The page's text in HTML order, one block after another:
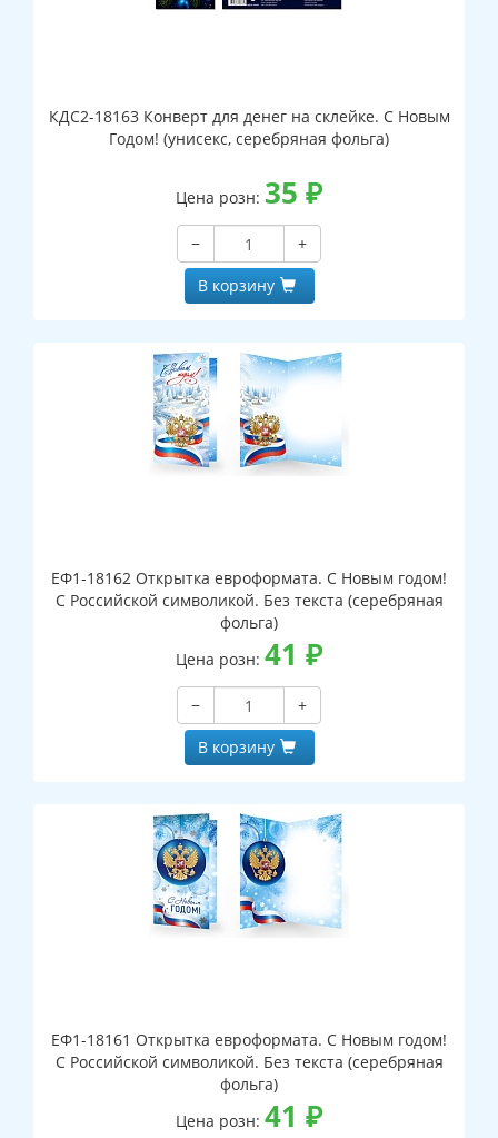
КДС2-18163 Конверт для денег на склейке. С Новым
Годом! (унисекс, серебряная фольга)
Цена розн: 35 ₽
−
+
В корзину
ЕФ1-18162 Открытка евроформата. С Новым годом!
С Российской символикой. Без текста (серебряная
фольга)
Цена розн: 41 ₽
−
+
В корзину
ЕФ1-18161 Открытка евроформата. С Новым годом!
С Российской символикой. Без текста (серебряная
фольга)
Цена розн: 41 ₽